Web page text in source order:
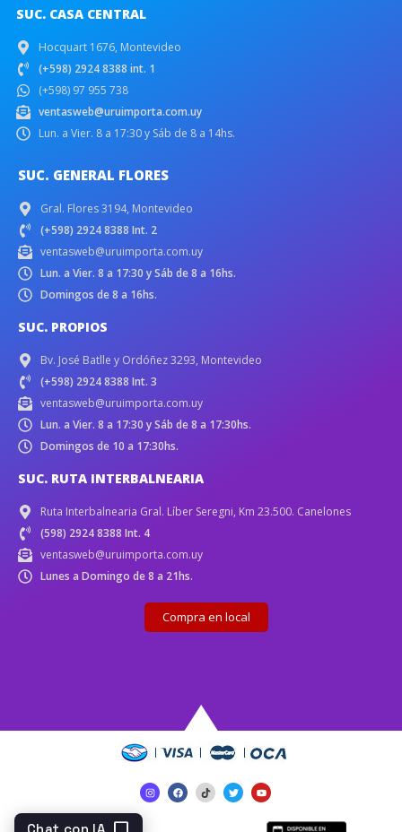
SUC. CASA CENTRAL
Hocquart 1676, Montevideo
(+598) 2924 8388 int. 1
(+598) 97 955 738
ventasweb@uruimporta.com.uy
Lun. a Vier. 8 a 17:30 y Sáb de 8 a 14hs.
SUC. GENERAL FLORES
Gral. Flores 3194, Montevideo
(+598) 2924 8388 Int. 2
ventasweb@uruimporta.com.uy
Lun. a Vier. 8 a 17:30 y Sáb de 8 a 16hs.
Domingos de 8 a 16hs.
SUC. PROPIOS
Bv. José Batlle y Ordóñez 3293, Montevideo
(+598) 2924 8388 Int. 3
ventasweb@uruimporta.com.uy
Lun. a Vier. 8 a 17:30 y Sáb de 8 a 17:30hs.
Domingos de 10 a 17:30hs.
SUC. RUTA INTERBALNEARIA
Ruta Interbalnearia Gral. Líber Seregni, Km 23.500. Canelones
(598) 2924 8388 Int. 4
ventasweb@uruimporta.com.uy
Lunes a Domingo de 8 a 21hs.
Compra en local
Chat con IA